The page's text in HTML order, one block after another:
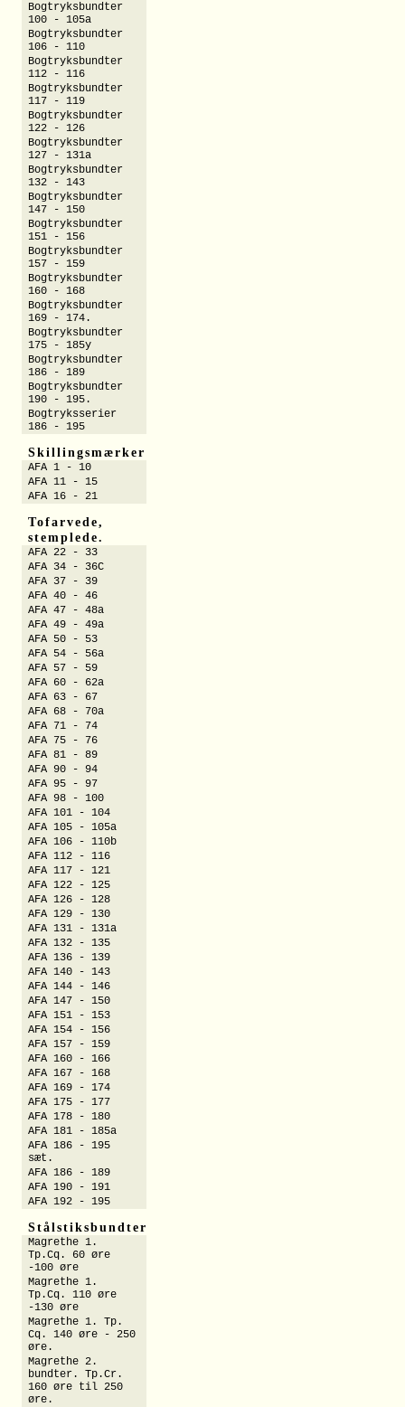
Bogtryksbundter
100 - 105a
Bogtryksbundter
106 - 110
Bogtryksbundter
112 - 116
Bogtryksbundter
117 - 119
Bogtryksbundter
122 - 126
Bogtryksbundter
127 - 131a
Bogtryksbundter
132 - 143
Bogtryksbundter
147 - 150
Bogtryksbundter
151 - 156
Bogtryksbundter
157 - 159
Bogtryksbundter
160 - 168
Bogtryksbundter
169 - 174.
Bogtryksbundter
175 - 185y
Bogtryksbundter
186 - 189
Bogtryksbundter
190 - 195.
Bogtryksserier
186 - 195
Skillingsmærker
AFA 1 - 10
AFA 11 - 15
AFA 16 - 21
Tofarvede,
stemplede.
AFA 22 - 33
AFA 34 - 36C
AFA 37 - 39
AFA 40 - 46
AFA 47 - 48a
AFA 49 - 49a
AFA 50 - 53
AFA 54 - 56a
AFA 57 - 59
AFA 60 - 62a
AFA 63 - 67
AFA 68 - 70a
AFA 71 - 74
AFA 75 - 76
AFA 81 - 89
AFA 90 - 94
AFA 95 - 97
AFA 98 - 100
AFA 101 - 104
AFA 105 - 105a
AFA 106 - 110b
AFA 112 - 116
AFA 117 - 121
AFA 122 - 125
AFA 126 - 128
AFA 129 - 130
AFA 131 - 131a
AFA 132 - 135
AFA 136 - 139
AFA 140 - 143
AFA 144 - 146
AFA 147 - 150
AFA 151 - 153
AFA 154 - 156
AFA 157 - 159
AFA 160 - 166
AFA 167 - 168
AFA 169 - 174
AFA 175 - 177
AFA 178 - 180
AFA 181 - 185a
AFA 186 - 195
sæt.
AFA 186 - 189
AFA 190 - 191
AFA 192 - 195
Stålstiksbundter
Magrethe 1.
Tp.Cq. 60 øre
-100 øre
Magrethe 1.
Tp.Cq. 110 øre
-130 øre
Magrethe 1. Tp.
Cq. 140 øre - 250
øre.
Magrethe 2.
bundter. Tp.Cr.
160 øre til 250
øre.